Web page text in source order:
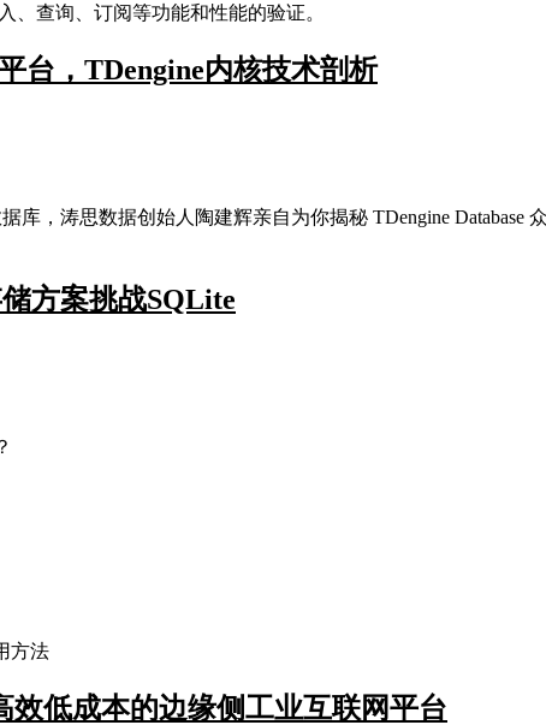
、查询、订阅等功能和性能的验证。
台，TDengine内核技术剖析
，涛思数据创始人陶建辉亲自为你揭秘 TDengine Database
方案挑战SQLite
方法
低成本的边缘侧工业互联网平台